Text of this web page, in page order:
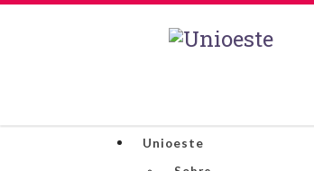
Unioeste